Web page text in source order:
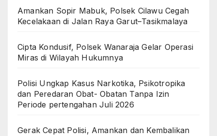
Amankan Sopir Mabuk, Polsek Cilawu Cegah
Kecelakaan di Jalan Raya Garut–Tasikmalaya
Cipta Kondusif, Polsek Wanaraja Gelar Operasi
Miras di Wilayah Hukumnya
Polisi Ungkap Kasus Narkotika, Psikotropika
dan Peredaran Obat- Obatan Tanpa Izin
Periode pertengahan Juli 2026
Gerak Cepat Polisi, Amankan dan Kembalikan